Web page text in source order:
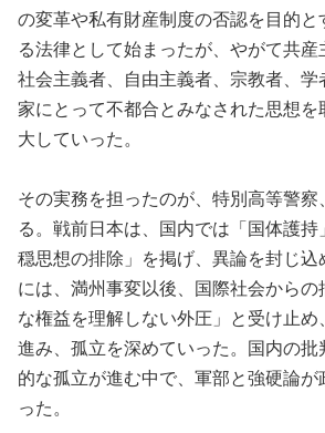
の変革や私有財産制度の否認を目的と
る法律として始まったが、やがて共産
社会主義者、自由主義者、宗教者、学
家にとって不都合とみなされた思想を
大していった。
その実務を担ったのが、特別高等警察
る。戦前日本は、国内では「国体護
穏思想の排除」を掲げ、異論を封じ込
には、満州事変以後、国際社会からの
な権益を理解しない外圧」と受け止め
進み、孤立を深めていった。国内の批
的な孤立が進む中で、軍部と強硬論が
った。